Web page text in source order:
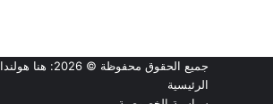
جميع الحقوق محفوظة © 2026:
هنا هولندا
الرئيسية